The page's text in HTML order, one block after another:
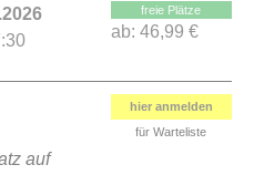
freie Plätze
ab: 46,99 €
auf
hier anmelden
für Warteliste